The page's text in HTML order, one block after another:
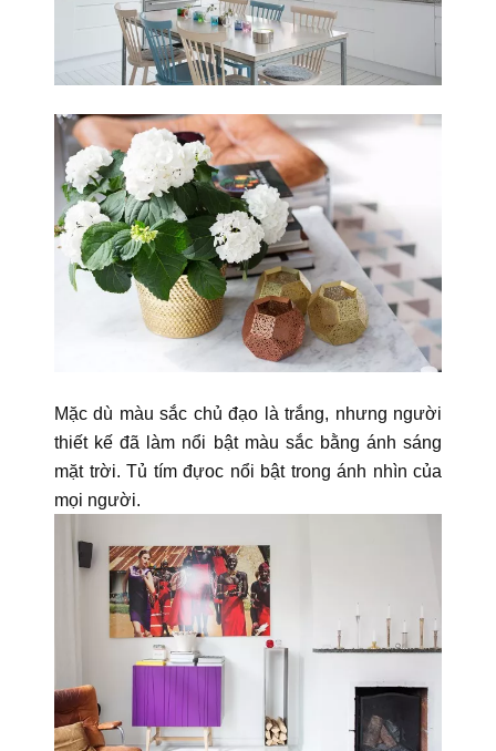
Mặc dù màu sắc chủ đạo là trắng, nhưng người
thiết kế đã làm nổi bật màu sắc bằng ánh sáng
mặt trời. Tủ tím đựoc nổi bật trong ánh nhìn của
mọi người.